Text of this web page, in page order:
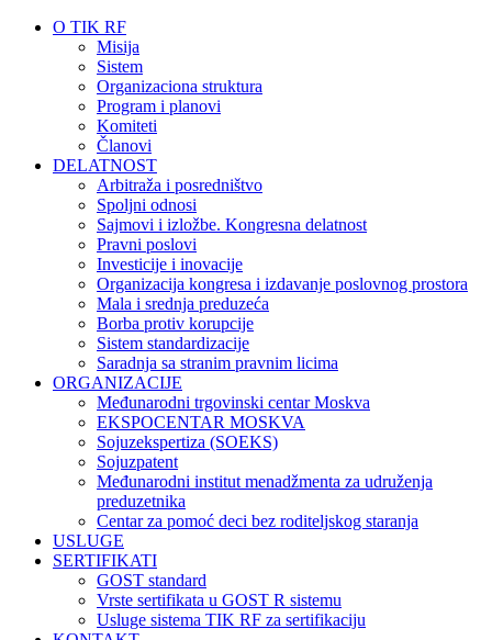
O TIK RF
Misija
Sistem
Organizaciona struktura
Program i planovi
Komiteti
Članovi
DELATNOST
Arbitraža i posredništvo
Spoljni odnosi
Sajmovi i izložbe. Kongresna delatnost
Pravni poslovi
Investicije i inovacije
Organizacija kongresa i izdavanje poslovnog prostora
Mala i srednja preduzeća
Borba protiv korupcije
Sistem standardizacije
Saradnja sa stranim pravnim licima
ORGANIZACIJE
Međunarodni trgovinski centar Moskva
EKSPOCENTAR MOSKVA
Sojuzekspertiza (SOEKS)
Sojuzpatent
Međunarodni institut menadžmenta za udruženja
preduzetnika
Centar za pomoć deci bez roditeljskog staranja
USLUGE
SERTIFIKATI
GOST standard
Vrste sertifikata u GOST R sistemu
Usluge sistema TIK RF za sertifikaciju